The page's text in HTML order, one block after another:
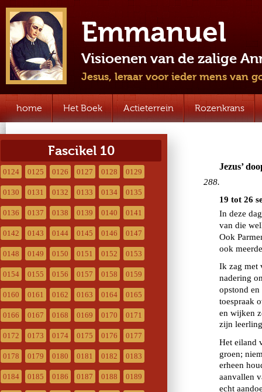
Emmanuel
Visioenen van de zalige
Jesus, leraar voor ieder mens van
home Het Boek Actieterrein Rozenkrans
Fascikel 10
0124 0125 0126 0127 0128 0129
0130 0131 0132 0133 0134 0135
0136 0137 0138 0139 0140 0141
0142 0143 0144 0145 0146 0147
0148 0149 0150 0151 0152 0153
0154 0155 0156 0157 0158 0159
0160 0161 0162 0163 0164 0165
0166 0167 0168 0169 0170 0171
0172 0173 0174 0175 0176 0177
0178 0179 0180 0181 0182 0183
0184 0185 0186 0187 0188 0189